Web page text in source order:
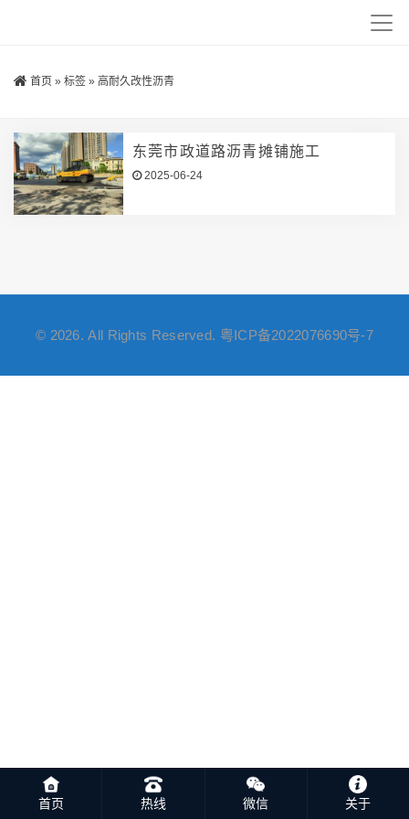
首页 » 标签 » 高耐久改性沥青
东莞市政道路沥青摊铺施工
2025-06-24
© 2026. All Rights Reserved. 粤ICP备2022076690号-7
首页 热线 微信 关于